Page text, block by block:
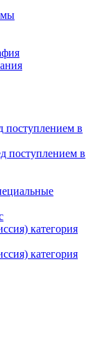
в
поступлением в
категория
категория